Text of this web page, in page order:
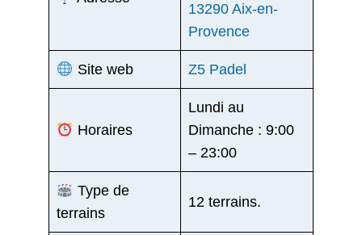
13290 Aix-en-
Provence
Site web Z5 Padel
Horaires
Lundi au
Dimanche : 9:00
– 23:00
Type de
terrains
12 terrains.